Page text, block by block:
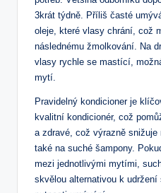
3krát týdně. Příliš časté​
oleje, které vlasy chrání, což
následnému žmolkování. Na
vlasy rychle se mastící,
mytí.
Pravidelný kondicioner je
kvalitní ‌kondicionér, což
a zdravé, což ‍výrazně
také⁤ na suché⁤ šampony.⁢
mezi jednotlivými mytími,
skvělou alternativou k